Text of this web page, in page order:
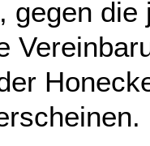
gegen die